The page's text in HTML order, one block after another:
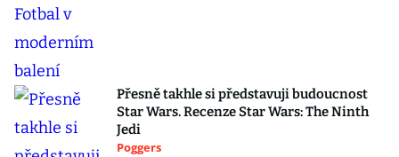
Přesně takhle si představuji budoucnost
Star Wars. Recenze Star Wars: The Ninth
Jedi
Poggers